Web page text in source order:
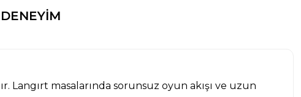
DENEYİM
Langırt masalarında sorunsuz oyun akışı ve uzun